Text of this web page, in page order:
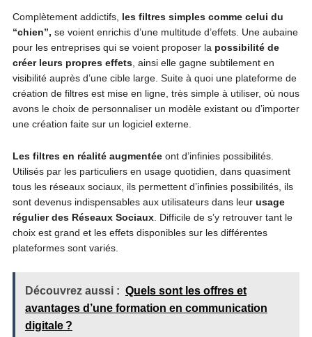
Complètement addictifs, les filtres simples comme celui du
“chien”, se voient enrichis d’une multitude d’effets. Une aubaine
pour les entreprises qui se voient proposer la possibilité de
créer leurs propres effets, ainsi elle gagne subtilement en
visibilité auprès d’une cible large. Suite à quoi une plateforme de
création de filtres est mise en ligne, très simple à utiliser, où nous
avons le choix de personnaliser un modèle existant ou d’importer
une création faite sur un logiciel externe.
Les filtres en réalité augmentéeont d’infinies possibilités.
Utilisés par les particuliers en usage quotidien, dans quasiment
tous les réseaux sociaux, ils permettent d’infinies possibilités, ils
sont devenus indispensables aux utilisateurs dans leur usage
régulier des Réseaux Sociaux. Difficile de s’y retrouver tant le
choix est grand et les effets disponibles sur les différentes
plateformes sont variés.
Découvrez aussi : Quels sont les offres et
avantages d’une formation en communication
digitale ?